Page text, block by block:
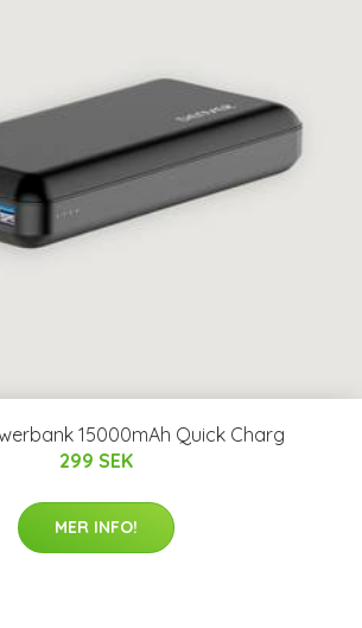
15000mAh Quick Charg
299 SEK
MER INFO!